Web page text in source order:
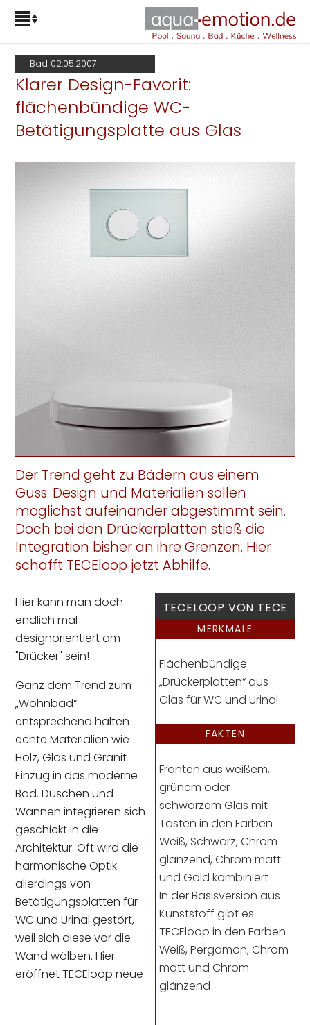
Bad 02.05.2007
Klarer Design-Favorit:
flächenbündige WC-
Betätigungsplatte aus Glas
Der Trend geht zu Bädern aus einem
Guss: Design und Materialien sollen
möglichst aufeinander abgestimmt sein.
Doch bei den Drückerplatten stieß die
Integration bisher an ihre Grenzen. Hier
schafft TECEloop jetzt Abhilfe.
TECELOOP VON TECE
MERKMALE
Flächenbündige
„Drückerplatten“ aus
Glas für WC und Urinal
FAKTEN
Fronten aus weißem,
grünem oder
schwarzem Glas mit
Tasten in den Farben
Weiß, Schwarz, Chrom
glänzend, Chrom matt
und Gold kombiniert
In der Basisversion aus
Kunststoff gibt es
TECEloop in den Farben
Weiß, Pergamon, Chrom
matt und Chrom
glänzend
Hier kann man doch
endlich mal
designorientiert am
"Drücker" sein!
Ganz dem Trend zum
„Wohnbad“
entsprechend halten
echte Materialien wie
Holz, Glas und Granit
Einzug in das moderne
Bad. Duschen und
Wannen integrieren sich
geschickt in die
Architektur. Oft wird die
harmonische Optik
allerdings von
Betätigungsplatten für
WC und Urinal gestört,
weil sich diese vor die
Wand wölben. Hier
eröffnet TECEloop neue